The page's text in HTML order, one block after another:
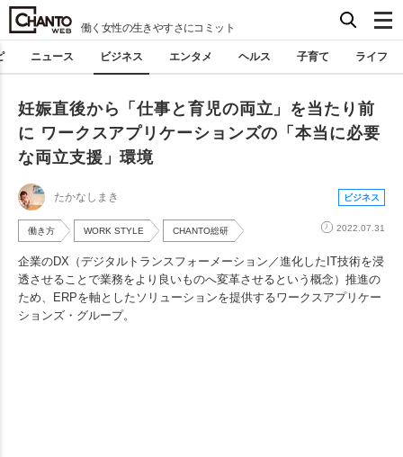
働く女性の生きやすさにコミット
ニュース ビジネス エンタメ ヘルス 子育て ライフ
妊娠直後から「仕事と育児の両立」を当たり前
に ワークスアプリケーションズの「本当に必要
な両立支援」環境
たかなしまき ビジネス
働き方 WORK STYLE CHANTO総研 2022.07.31
企業のDX（デジタルトランスフォーメーション／進化したIT技術を浸
透させることで業務をより良いものへ変革させるという概念）推進の
ため、ERPを軸としたソリューションを提供するワークスアプリケー
ションズ・グループ。